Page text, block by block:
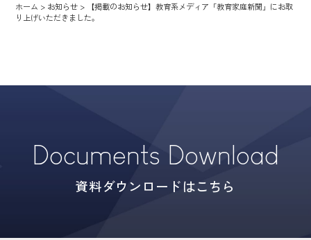
ホーム > お知らせ >
【掲載のお知らせ】教育系メディア「教育家庭新聞」にお取
り上げいただきました。
Documents Download
資料ダウンロードはこちら